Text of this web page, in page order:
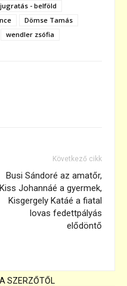
- belföld
Dömse Tamás
wendler zsófia
Következő cikk
Busi Sándoré az amatőr,
Kiss Johannáé a gyermek,
Kisgergely Katáé a fiatal
lovas fedettpályás
elődöntő
SZERZŐTŐL